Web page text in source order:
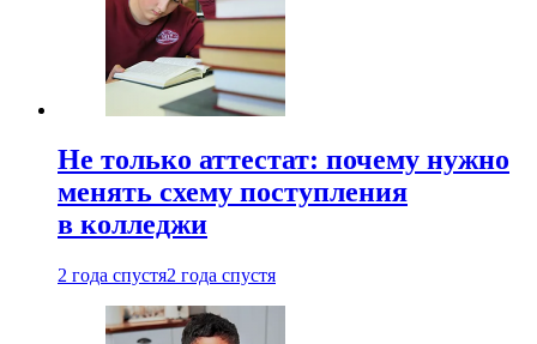
Не только аттестат: почему нужно
менять схему поступления
в колледжи
2 года спустя2 года спустя